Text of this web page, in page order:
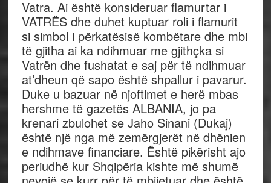
Vatra. Ai është konsideruar flamurtar i
VATRËS dhe duhet kuptuar roli i flamurit
si simbol i përkatësisë kombëtare dhe mbi
të gjitha ai ka ndihmuar me gjithçka si
Vatrën dhe fushatat e saj për të ndihmuar
at’dheun që sapo është shpallur i pavarur.
Duke u bazuar në njoftimet e herë mbas
hershme të gazetës ALBANIA, jo pa
krenari zbulohet se Jaho Sinani (Dukaj)
është një nga më zemërgjerët në dhënien
e ndihmave financiare. Është pikërisht ajo
periudhë kur Shqipëria kishte më shumë